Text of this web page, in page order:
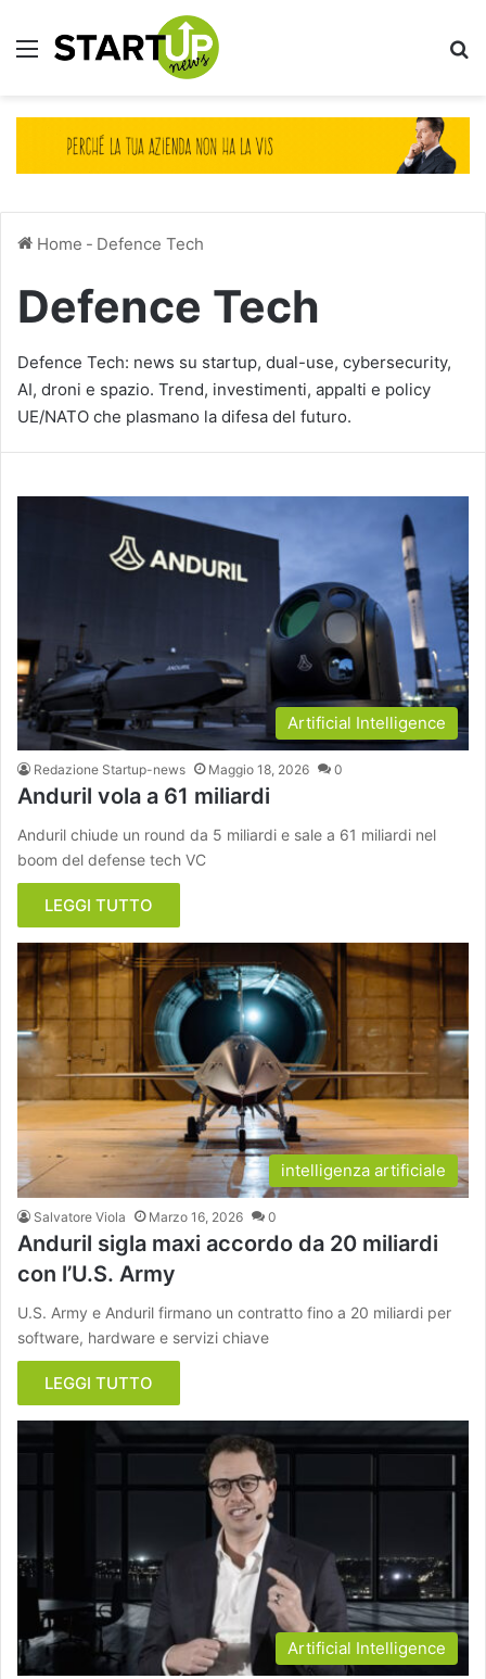
Menu
Home - Defence Tech
Defence Tech
Defence Tech: news su startup, dual-use, cybersecurity,
AI, droni e spazio. Trend, investimenti, appalti e policy
UE/NATO che plasmano la difesa del futuro.
Artificial Intelligence
Redazione Startup-news Maggio 18, 2026 0
Anduril vola a 61 miliardi
Anduril chiude un round da 5 miliardi e sale a 61 miliardi nel
boom del defense tech VC
LEGGI TUTTO
intelligenza artificiale
Salvatore Viola Marzo 16, 2026 0
Anduril sigla maxi accordo da 20 miliardi
con l’U.S. Army
U.S. Army e Anduril firmano un contratto fino a 20 miliardi per
software, hardware e servizi chiave
LEGGI TUTTO
Artificial Intelligence